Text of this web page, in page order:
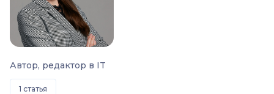
Автор, редактор в IT
1 статья